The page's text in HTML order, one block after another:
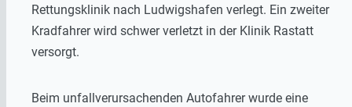
Rettungsklinik nach Ludwigshafen verlegt. Ein zweiter
Kradfahrer wird schwer verletzt in der Klinik Rastatt
versorgt.
Beim unfallverursachenden Autofahrer wurde eine